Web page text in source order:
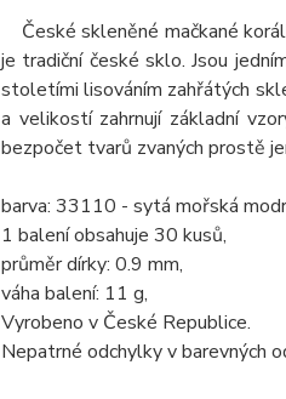
České skleněné mačkané
je tradiční české sklo. Jsou
stoletími lisováním zahřátých
a velikostí zahrnují základní
bezpočet tvarů zvaných prostě
barva: 33110 - sytá mořská
1 balení obsahuje 30 kusů,
průměr dírky: 0.9 mm,
váha balení: 11 g,
Vyrobeno v České Republice.
Nepatrné odchylky v barevných